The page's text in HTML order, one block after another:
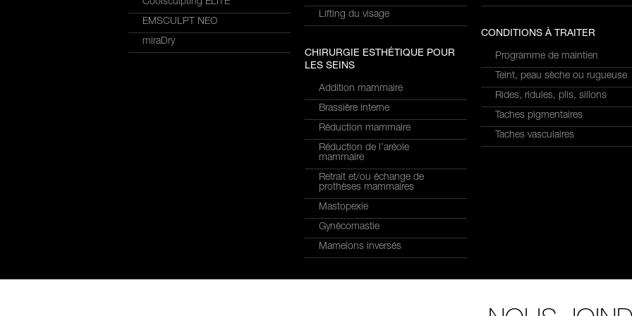
Coolsculpting ELITE
EMSCULPT NEO
miraDry
Lifting du visage
CHIRURGIE ESTHÉTIQUE POUR
LES SEINS
Addition mammaire
Brassière interne
Réduction mammaire
Réduction de l’aréole
mammaire
Retrait et/ou échange de
prothèses mammaires
Mastopexie
Gynécomastie
Mamelons inversés
CONDITIONS À TRAITER
Programme de maintien
Teint, peau sèche ou rugueuse
Rides, ridules, plis, sillons
Taches pigmentaires
Taches vasculaires